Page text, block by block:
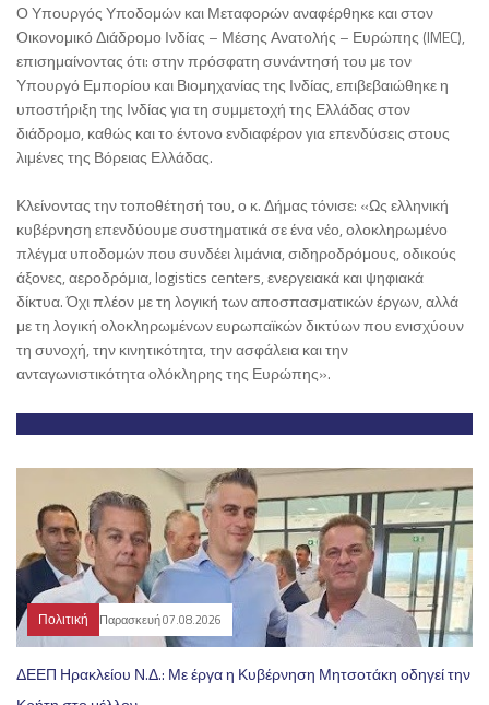
Ο Υπουργός Υποδομών και Μεταφορών αναφέρθηκε και στον
Οικονομικό Διάδρομο Ινδίας – Μέσης Ανατολής – Ευρώπης (IMEC),
επισημαίνοντας ότι: στην πρόσφατη συνάντησή του με τον
Υπουργό Εμπορίου και Βιομηχανίας της Ινδίας, επιβεβαιώθηκε η
υποστήριξη της Ινδίας για τη συμμετοχή της Ελλάδας στον
διάδρομο, καθώς και το έντονο ενδιαφέρον για επενδύσεις στους
λιμένες της Βόρειας Ελλάδας.
Κλείνοντας την τοποθέτησή του, ο κ. Δήμας τόνισε: «Ως ελληνική
κυβέρνηση επενδύουμε συστηματικά σε ένα νέο, ολοκληρωμένο
πλέγμα υποδομών που συνδέει λιμάνια, σιδηροδρόμους, οδικούς
άξονες, αεροδρόμια, logistics centers, ενεργειακά και ψηφιακά
δίκτυα. Όχι πλέον με τη λογική των αποσπασματικών έργων, αλλά
με τη λογική ολοκληρωμένων ευρωπαϊκών δικτύων που ενισχύουν
τη συνοχή, την κινητικότητα, την ασφάλεια και την
ανταγωνιστικότητα ολόκληρης της Ευρώπης».
Πολιτική Παρασκευή 07.08.2026
ΔΕΕΠ Ηρακλείου Ν.Δ.: Με έργα η Κυβέρνηση Μητσοτάκη οδηγεί την